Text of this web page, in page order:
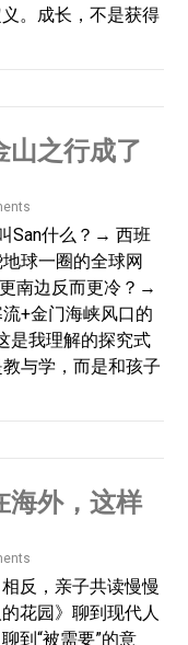
。成长，不是获得
之行成了
San什么？→ 西班
球一圈的全球网
更南边反而更冷？→
+金门海峡风口的
是我理解的探究式
与学，而是和孩子
海外，这样
反，亲子共读慢慢
花园》聊到现代人
到“被需要”的意